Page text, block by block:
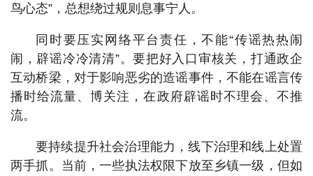
鸟心态”，总想绕过规则息事宁人。
同时要压实网络平台责任，不能“传谣热热闹
闹，辟谣冷冷清清”。要把好入口审核关，打通政企
互动桥梁，对于影响恶劣的造谣事件，不能在谣言传
播时给流量、博关注，在政府辟谣时不理会、不推
流。
要持续提升社会治理能力，线下治理和线上处置
两手抓。当前，一些执法权限下放至乡镇一级，但如